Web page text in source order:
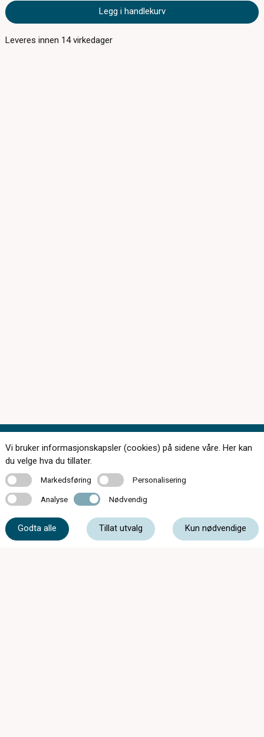
Legg i handlekurv
Leveres innen 14virkedager
Kontakt oss
Vi bruker informasjonskapsler (cookies) på sidene våre. Her kan
du velge hva du tillater.
MarkedsføringMarkedsføring PersonaliseringPersonalisering
Analyse Analyse Nødvendig Nødvendig
Godta alle Tillat utvalg Kun nødvendige